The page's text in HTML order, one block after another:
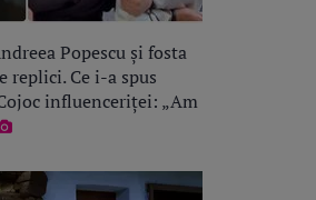
Popescu și fosta
replici. Ce i-a spus
influenceriței: „Am